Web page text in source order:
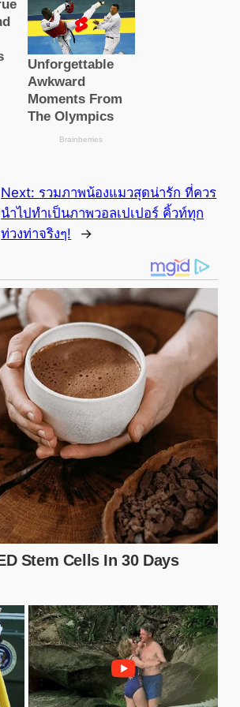
Next: รวมภาพน้องแมวสุดน่ารัก ที่ควร
นำไปทำเป็นภาพวอลเปเปอร์ คิ้วท์ทุก
ท่วงท่าจริงๆ!
→